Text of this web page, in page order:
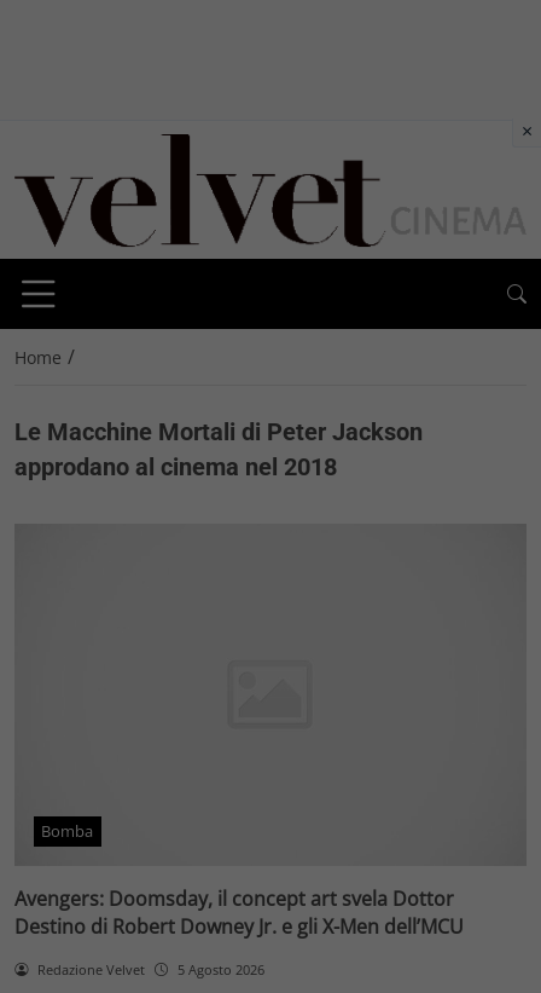
Home /
Le Macchine Mortali di Peter Jackson
approdano al cinema nel 2018
Bomba
Avengers: Doomsday, il concept art svela Dottor
Destino di Robert Downey Jr. e gli X-Men dell’MCU
Redazione Velvet 5 Agosto 2026
×